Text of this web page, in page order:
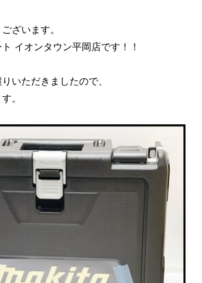
ざいます。
イオンタウン平岡店です！！
いただきましたので、
。